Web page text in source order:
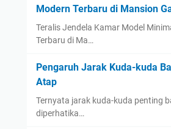
Modern Terbaru di Mansion
Teralis Jendela Kamar Model
Terbaru di Ma…
Pengaruh Jarak Kuda-kuda
Atap
Ternyata jarak kuda-kuda penting
diperhatika…